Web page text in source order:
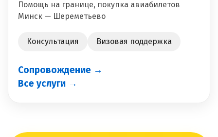
Помощь на границе, покупка авиабилетов
Минск — Шереметьево
Консультация Визовая поддержка
Сопровождение →
Все услуги →